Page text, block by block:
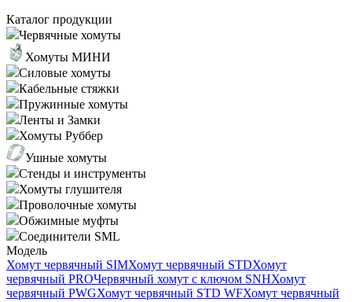
Каталог продукции
Червячные хомуты
Хомуты МИНИ
Силовые хомуты
Кабельные стяжки
Пружинные хомуты
Ленты и Замки
Хомуты Руббер
Ушные хомуты
Стенды и инструменты
Хомуты глушителя
Проволочные хомуты
Обжимные муфты
Соединители SML
Модель
Хомут червячный SIMХомут червячный STDХомут
червячный PROЧервячный хомут с ключом SNHХомут
червячный PWGХомут червячный STD WFХомут червячный